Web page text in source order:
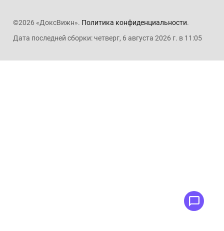
©2026 «ДоксВижн». Политика конфиденциальности.
Дата последней сборки: четверг, 6 августа 2026 г. в 11:05